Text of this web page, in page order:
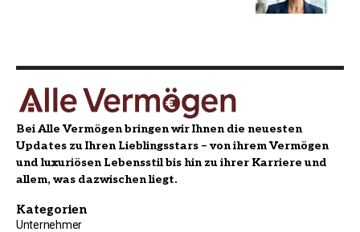
Bei Alle Vermögen bringen wir Ihnen die neuesten
Updates zu Ihren Lieblingsstars – von ihrem Vermögen
und luxuriösen Lebensstil bis hin zu ihrer Karriere und
allem, was dazwischen liegt.
Kategorien
Unternehmer